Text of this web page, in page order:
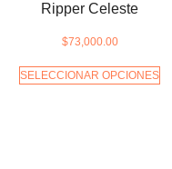
Ripper Celeste
$73,000.00
SELECCIONAR OPCIONES